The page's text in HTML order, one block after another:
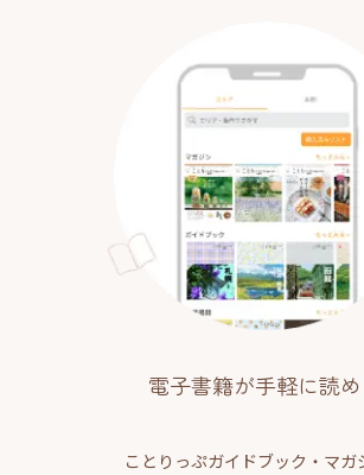
電子書籍が手軽に読め
ことりっぷガイドブック・マガ